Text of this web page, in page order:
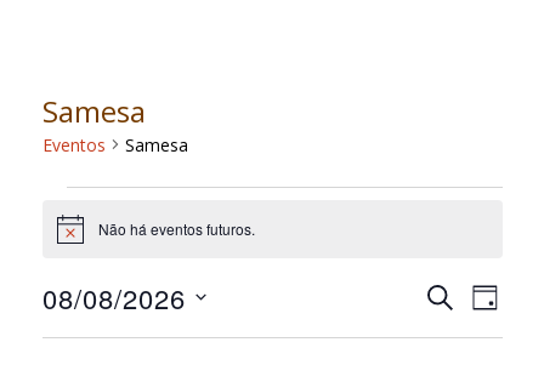
Samesa
Eventos Samesa
Eventos
for
8
agosto,
Notice Não há eventos futuros.
e
PROCURAR
do
DIA
08/08/2026